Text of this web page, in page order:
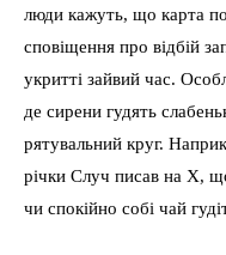
люди кажуть, що карта
сповіщення про відбій
укритті зайвий час.
де сирени гудять
рятувальний круг.
річки Случ писав на X,
чи спокійно собі чай